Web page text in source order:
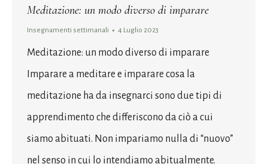
Meditazione: un modo diverso di imparare
Insegnamenti settimanali 4 Luglio 2023
Meditazione: un modo diverso di imparare
Imparare a meditare e imparare cosa la
meditazione ha da insegnarci sono due tipi di
apprendimento che differiscono da ciò a cui
siamo abituati. Non impariamo nulla di “nuovo”
nel senso in cui lo intendiamo abitualmente.